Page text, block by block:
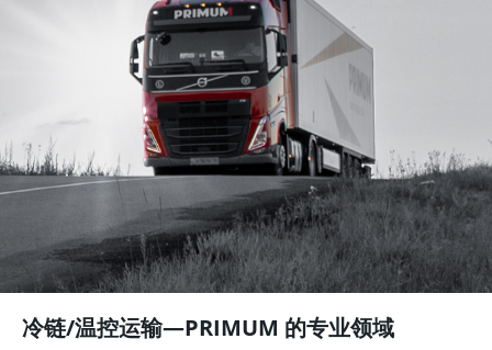
冷链/温控运输—PRIMUM 的专业领域